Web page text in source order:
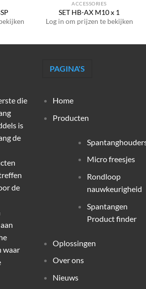
ACCESSORIES
SET HB-AX M10 x 1
Log in om prijzen te bekijken
die
is
de
de
waar
PAGINA'S
Home
Producten
Micro freesjes
Rondloop
nauwkeurigheid
Spantangen
Product finder
Oplossingen
Over ons
Nieuws